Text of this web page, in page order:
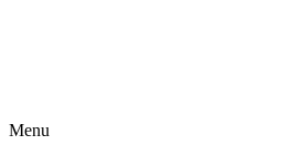
Menu